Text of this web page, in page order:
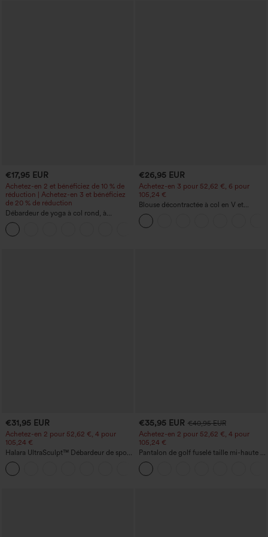
€17,95 EUR
Achetez-en 2 et bénéficiez de 10 % de
réduction | Achetez-en 3 et bénéficiez
de 20 % de réduction
Débardeur de yoga à col rond, à
fronces, effet rafraîchissant - UPF50+
€26,95 EUR
Achetez-en 3 pour 52,62 €, 6 pour
105,24 €
Blouse décontractée à col en V et
manches courtes bouffantes
€31,95 EUR
Achetez-en 2 pour 52,62 €, 4 pour
105,24 €
Halara UltraSculpt™ Débardeur de sport
à col rond et ourlet arrondi
€35,95 EUR €40,95 EUR
Achetez-en 2 pour 52,62 €, 4 pour
105,24 €
Pantalon de golf fuselé taille mi-haute à
cordon, ourlet incurvé, séchage rapide,
avec poches — UPF40+